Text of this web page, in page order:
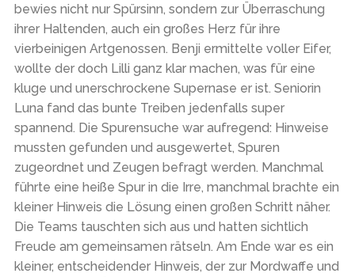
bewies nicht nur Spürsinn, sondern zur Überraschung
ihrer Haltenden, auch ein großes Herz für ihre
vierbeinigen Artgenossen. Benji ermittelte voller Eifer,
wollte der doch Lilli ganz klar machen, was für eine
kluge und unerschrockene Supernase er ist. Seniorin
Luna fand das bunte Treiben jedenfalls super
spannend. Die Spurensuche war aufregend: Hinweise
mussten gefunden und ausgewertet, Spuren
zugeordnet und Zeugen befragt werden. Manchmal
führte eine heiße Spur in die Irre, manchmal brachte ein
kleiner Hinweis die Lösung einen großen Schritt näher.
Die Teams tauschten sich aus und hatten sichtlich
Freude am gemeinsamen rätseln. Am Ende war es ein
kleiner, entscheidender Hinweis, der zur Mordwaffe und